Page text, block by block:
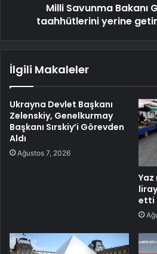
Milli Savunma Bakanı
taahhütlerini yerine
İlgili Makaleler
Ukrayna Devlet Başkanı
Zelenskiy, Genelkurmay
Başkanı Sırskiy’i Görevden
Aldı
Ağustos 7, 2026
etti